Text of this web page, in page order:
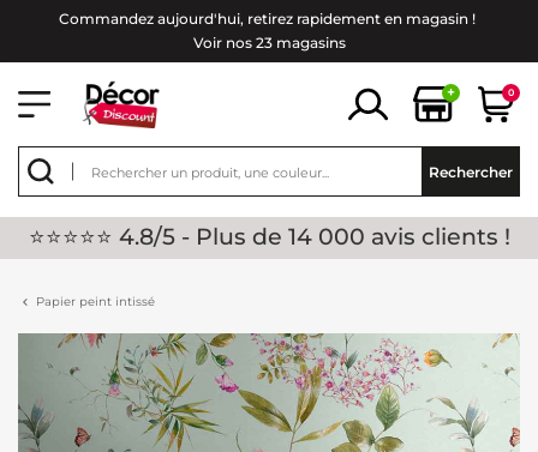
Commandez aujourd'hui, retirez rapidement en magasin !
Voir nos 23 magasins
+ 0
Rechercher
⭐⭐⭐⭐⭐ 4.8/5 - Plus de 14 000 avis clients !
Papier peint intissé